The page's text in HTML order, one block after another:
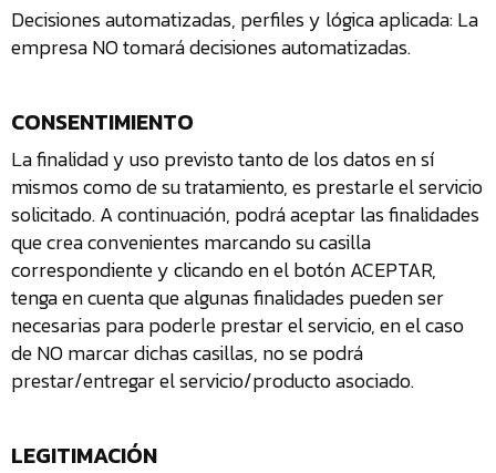
Decisiones automatizadas, perfiles y lógica aplicada: La
empresa NO tomará decisiones automatizadas.
CONSENTIMIENTO
La finalidad y uso previsto tanto de los datos en sí
mismos como de su tratamiento, es prestarle el servicio
solicitado. A continuación, podrá aceptar las finalidades
que crea convenientes marcando su casilla
correspondiente y clicando en el botón ACEPTAR,
tenga en cuenta que algunas finalidades pueden ser
necesarias para poderle prestar el servicio, en el caso
de NO marcar dichas casillas, no se podrá
prestar/entregar el servicio/producto asociado.
LEGITIMACIÓN